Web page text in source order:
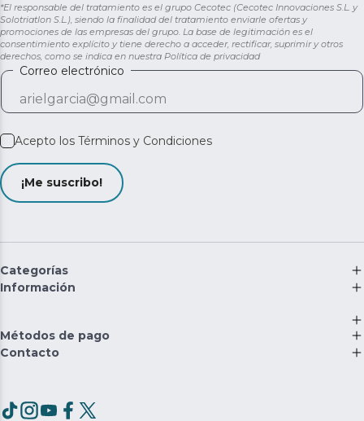
*El responsable del tratamiento es el grupo Cecotec (Cecotec Innovaciones S.L. y
Solotriatlon S.L.), siendo la finalidad del tratamiento enviarle ofertas y
promociones de las empresas del grupo. La base de legitimación es el
consentimiento explícito y tiene derecho a acceder, rectificar, suprimir y otros
derechos, como se indica en nuestra Política de privacidad
Correo electrónico
Acepto los Términos y Condiciones
¡Me suscribo!
Categorías
Información
Métodos de pago
Contacto